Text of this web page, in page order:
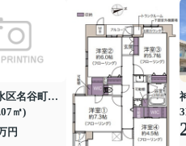
神戸市垂水区名谷町字室山
㎡)
円